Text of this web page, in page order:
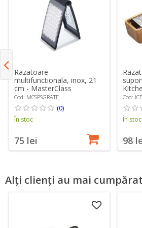
Razatoare
multifunctionala, inox, 21
cm - MasterClass
Cod: MCSPSGRATE
(0)
În stoc
75 lei
Cod:
În stoc
98
Alți clienți au mai cumpărat